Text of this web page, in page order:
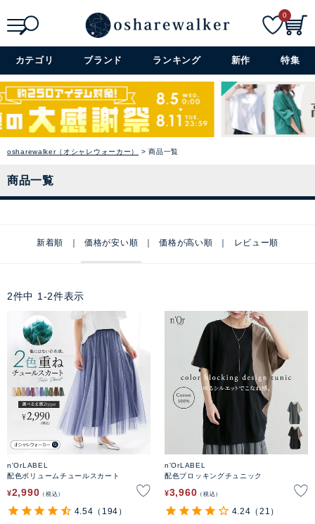
詳細検索+
0
カテゴリ ブランド ランキング 新作 特集
osharewalker（オシャレウォーカー） 商品一覧
商品一覧
新着順 価格が安い順 価格が高い順 レビュー順
2件中 1 -2件表示
n'OrLABEL
配色ボリュームチュールスカート
¥2,990 税込
4.54 （194）
n'OrLABEL
配色ブロッキングチュニック
¥3,960 税込
4.24 （21）